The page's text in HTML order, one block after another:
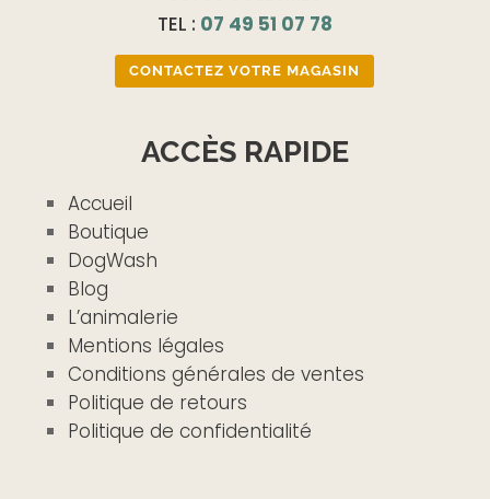
TEL : 07 49 51 07 78
CONTACTEZ VOTRE MAGASIN
ACCÈS RAPIDE
Accueil
Boutique
DogWash
Blog
L’animalerie
Mentions légales
Conditions générales de ventes
Politique de retours
Politique de confidentialité